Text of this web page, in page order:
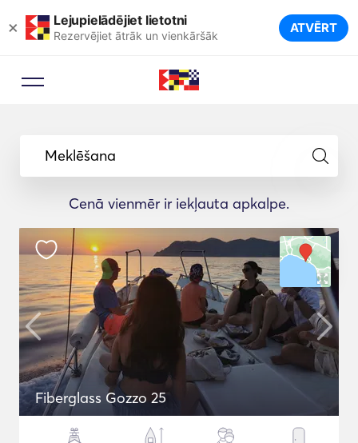
× Lejupielādējiet lietotni
Rezervējiet ātrāk un vienkāršāk ATVĒRT
Meklēšana
Cenā vienmēr ir iekļauta apkalpe.
Fiberglass Gozzo 25